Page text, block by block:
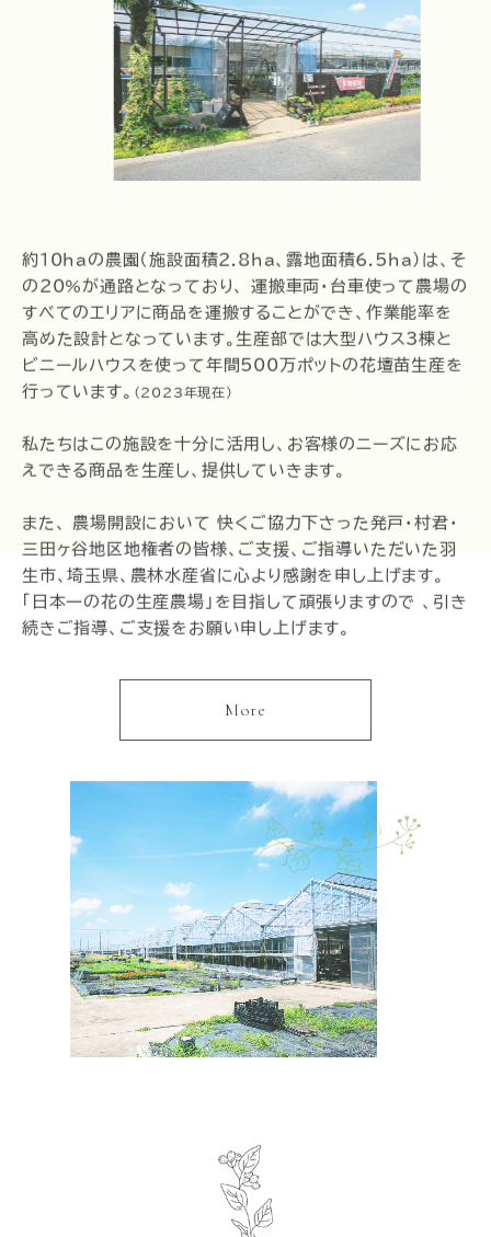
約10haの農園（施設面積2.8ha、露地面積6.5ha）は、そ
の20%が通路となっており、 運搬車両・台車使って農場の
すべてのエリアに商品を運搬することができ、作業能率を
高めた設計となっています。生産部では大型ハウス3棟と
ビニールハウスを使って年間500万ポットの花壇苗生産を
行っています。 （2023年現在）
私たちはこの施設を十分に活用し、お客様のニーズにお応
えできる商品を生産し、提供していきます。
また、 農場開設において 快くご協力下さった発戸・村君・
三田ヶ谷地区地権者の皆様、ご支援、ご指導いただいた羽
生市、埼玉県、農林水産省に心より感謝を申し上げます。
「日本一の花の生産農場」を目指して頑張りますので 、引き
続きご指導、ご支援をお願い申し上げます。
More